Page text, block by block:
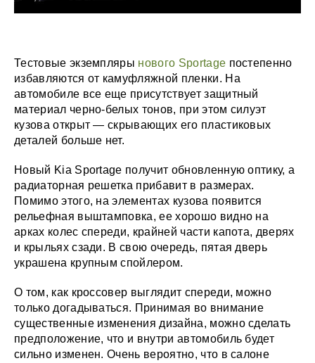
Тестовые экземпляры нового Sportage постепенно
избавляются от камуфляжной пленки. На
автомобиле все еще присутствует защитный
материал черно-белых тонов, при этом силуэт
кузова открыт — скрывающих его пластиковых
деталей больше нет.
Новый Kia Sportage получит обновленную оптику, а
радиаторная решетка прибавит в размерах.
Помимо этого, на элементах кузова появится
рельефная выштамповка, ее хорошо видно на
арках колес спереди, крайней части капота, дверях
и крыльях сзади. В свою очередь, пятая дверь
украшена крупным спойлером.
О том, как кроссовер выглядит спереди, можно
только догадываться. Принимая во внимание
существенные изменения дизайна, можно сделать
предположение, что и внутри автомобиль будет
сильно изменен. Очень вероятно, что в салоне